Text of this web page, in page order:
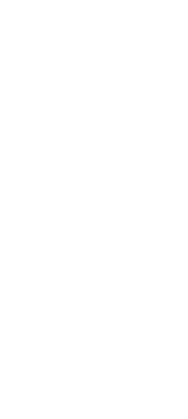
insan ne anlama